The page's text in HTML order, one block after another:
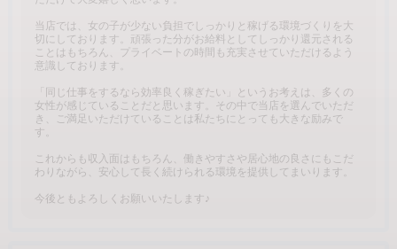
当店では、女の子が少ない負担でしっかりと稼げる環境づくりを大
切にしております。頑張った分がお給料としてしっかり還元される
ことはもちろん、プライベートの時間も充実させていただけるよう
意識しております。
「同じ仕事をするなら効率良く稼ぎたい」というお考えは、多くの
女性が感じていることだと思います。その中で当店を選んでいただ
き、ご満足いただけていることは私たちにとっても大きな励みで
す。
これからも収入面はもちろん、働きやすさや居心地の良さにもこだ
わりながら、安心して長く続けられる環境を提供してまいります。
今後ともよろしくお願いいたします♪